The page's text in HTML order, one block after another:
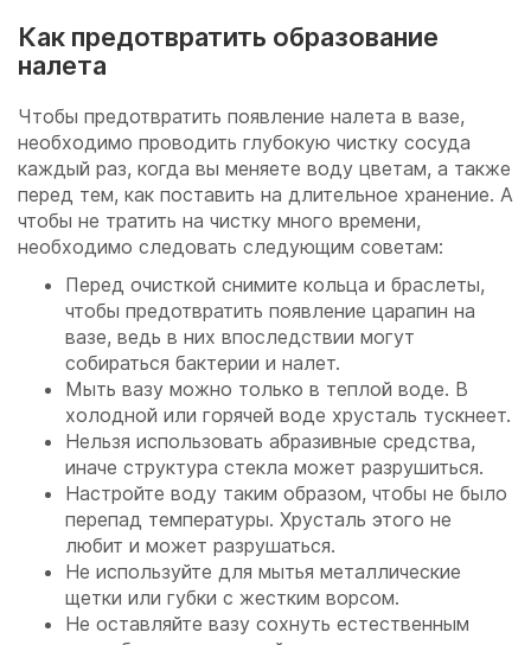
Как предотвратить образование
налета
Чтобы предотвратить появление налета в вазе,
необходимо проводить глубокую чистку сосуда
каждый раз, когда вы меняете воду цветам, а также
перед тем, как поставить на длительное хранение. А
чтобы не тратить на чистку много времени,
необходимо следовать следующим советам:
Перед очисткой снимите кольца и браслеты,
чтобы предотвратить появление царапин на
вазе, ведь в них впоследствии могут
собираться бактерии и налет.
Мыть вазу можно только в теплой воде. В
холодной или горячей воде хрусталь тускнеет.
Нельзя использовать абразивные средства,
иначе структура стекла может разрушиться.
Настройте воду таким образом, чтобы не было
перепад температуры. Хрусталь этого не
любит и может разрушаться.
Не используйте для мытья металлические
щетки или губки с жестким ворсом.
Не оставляйте вазу сохнуть естественным